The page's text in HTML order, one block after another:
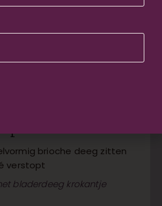
in de oven bereid
witte wijn en
witte en rode druiven
brioche deeg zitten
verstopt
bladerdeeg krokantje